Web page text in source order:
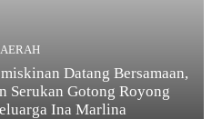
Datang Bersamaan,
Serukan Gotong Royong
Ina Marlina